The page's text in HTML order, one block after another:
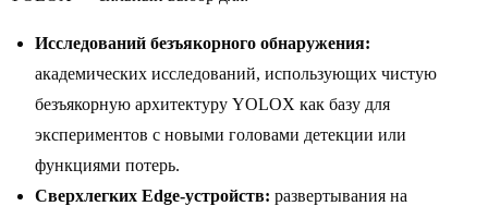
Исследований безъякорного обнаружения:
академических исследований, использующих чистую
безъякорную архитектуру YOLOX как базу для
экспериментов с новыми головами детекции или
функциями потерь.
Сверхлегких Edge-устройств: развертывания на